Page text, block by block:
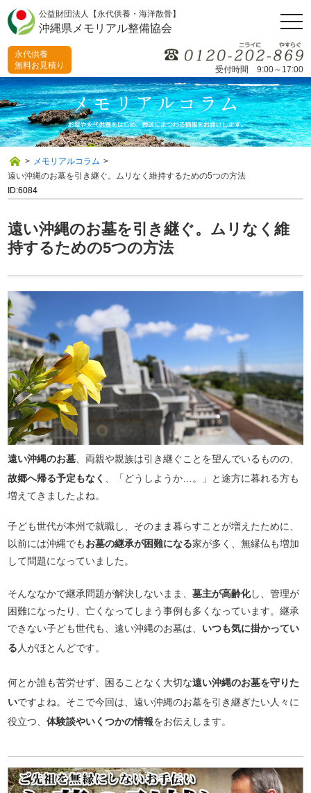
公益財団法人【永代供養・海洋散骨】
沖縄県メモリアル整備協会
受付時間 9:00～17:00
永代供養
無料お見積り
> メモリアルコラム >
遠い沖縄のお墓を引き継ぐ。ムリなく維持するための5つの方法
ID:6084
遠い沖縄のお墓を引き継ぐ。ムリなく維
持するための5つの方法
遠い沖縄のお墓 、両親や親族は引き継ぐことを望んでいるものの、
故郷へ帰る予定もなく
、「どうしようか…。」と途方に暮れる方も
増えてきましたよね。
子ども世代が本州で就職し、そのまま暮らすことが増えたために、
以前には沖縄でもお墓の継承が困難になる家が多く、無縁仏も増加
して問題になっていました。
そんななかで継承問題が解決しないまま、墓主が高齢化し、管理が
困難になったり、亡くなってしまう事例も多くなっています。継承
できない子ども世代も、遠い沖縄のお墓は、 いつも気に掛かってい
る 人がほとんどです。
何とか誰も苦労せず、困ることなく大切な遠い沖縄のお墓を守りた
いですよね。そこで今回は、遠い沖縄のお墓を引き継ぎたい人々に
役立つ、体験談やいくつかの情報をお伝えします。